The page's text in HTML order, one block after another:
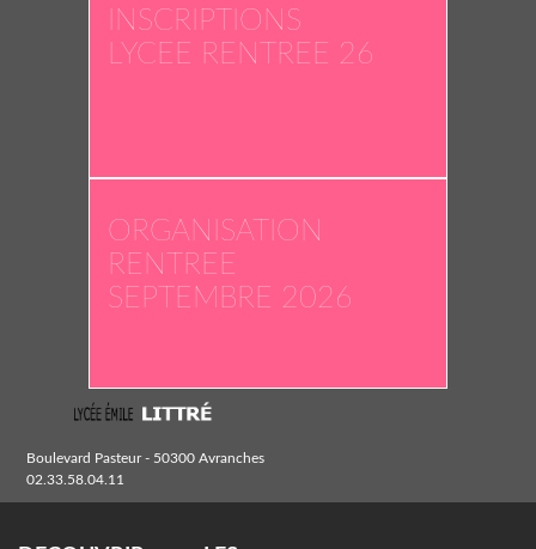
INSCRIPTIONS
LYCEE RENTREE 26
ORGANISATION
RENTREE
SEPTEMBRE 2026
Boulevard Pasteur - 50300 Avranches
02.33.58.04.11